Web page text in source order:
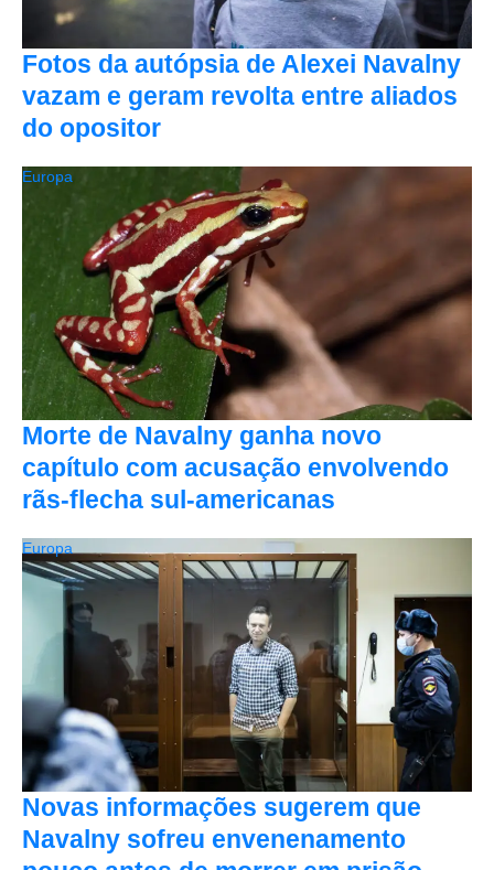
Fotos da autópsia de Alexei Navalny
vazam e geram revolta entre aliados
do opositor
Morte de Navalny ganha novo
capítulo com acusação envolvendo
rãs-flecha sul-americanas
Europa
Novas informações sugerem que
Navalny sofreu envenenamento
Europa